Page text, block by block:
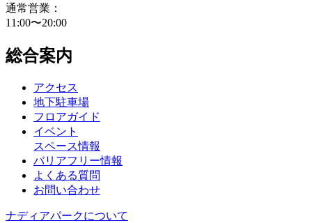
通常営業：
11:00〜20:00
総合案内
アクセス
地下駐車場
フロアガイド
イベント
スペース情報
バリアフリー情報
よくある質問
お問い合わせ
ナディアパークについて